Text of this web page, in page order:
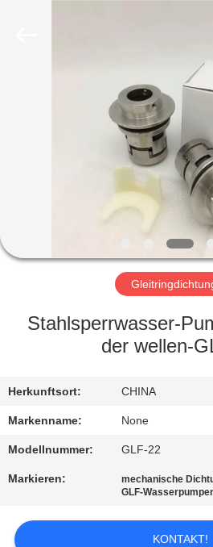
PRODUKTE
FABRIK-
TRETEN
SIE
MIT
UNS
VERBINDUNG
Stahlsperrwasser-
der wellen-
Herkunftsort: CHINA
Markenname: None
Modellnummer: GLF-22
Markieren: mechanische
GLF-
KONTAKT!